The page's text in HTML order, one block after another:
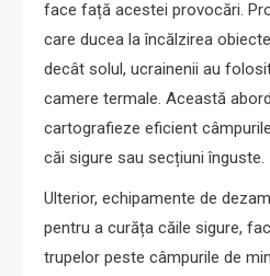
face față acestei provocări.
care ducea la încălzirea
decât solul, ucrainenii au
camere termale. Această
cartografieze eficient
căi sigure sau secțiuni înguste.
Ulterior, echipamente de
pentru a curăța căile sigure,
trupelor peste câmpurile de